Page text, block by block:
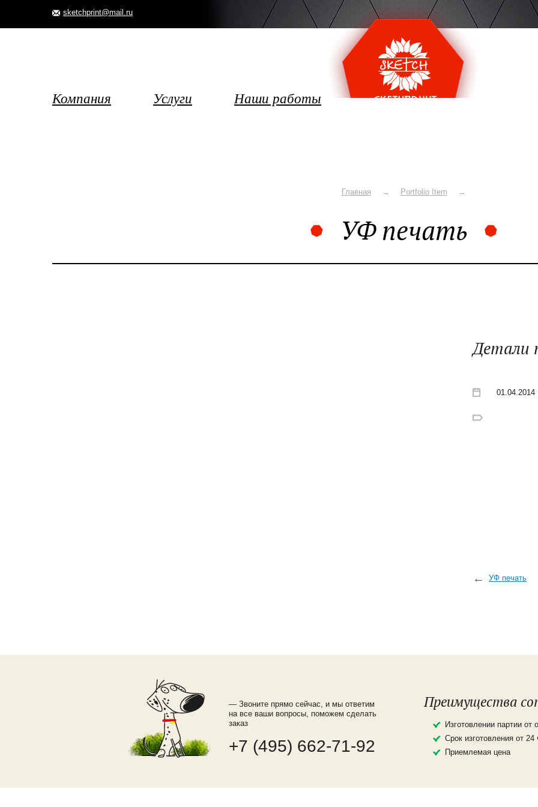
sketchprint@mail.ru
Компания Услуги Наши работы
Главная Portfolio Item
УФ печать
Детали
01.04.2014
УФ печать
— Звоните прямо сейчас, и мы ответим
на все ваши вопросы, поможем сделать
заказ
+7 (495) 662-71-92
Преимущества
Изготовлении партии от
Срок изготовления от
Приемлемая цена